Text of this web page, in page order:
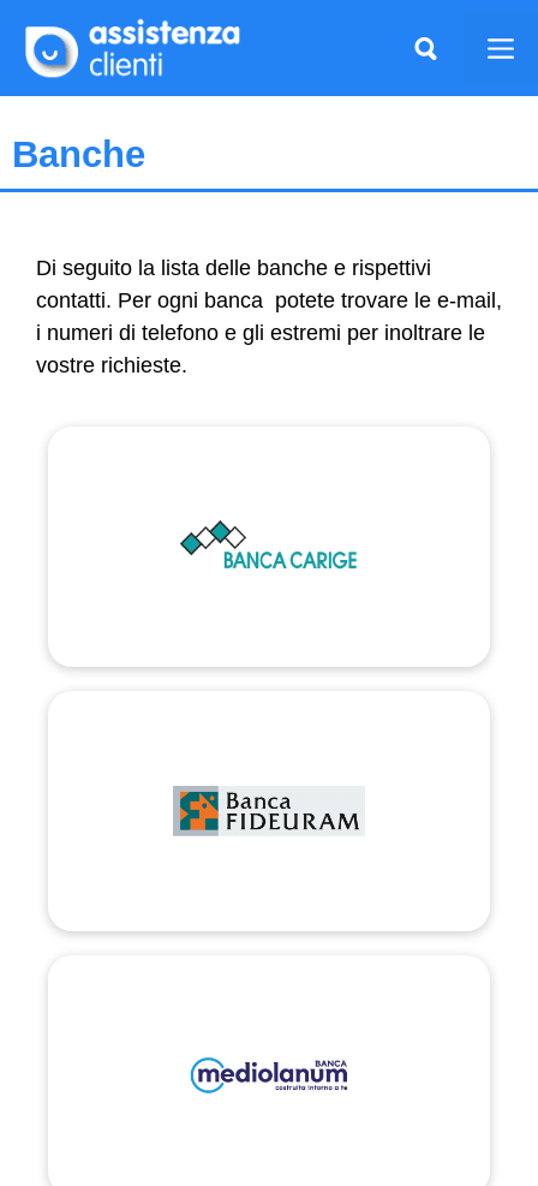
contenuto
Banche
Di seguito la lista delle banche e rispettivi
contatti. Per ogni banca potete trovare le e-mail,
i numeri di telefono e gli estremi per inoltrare le
vostre richieste.